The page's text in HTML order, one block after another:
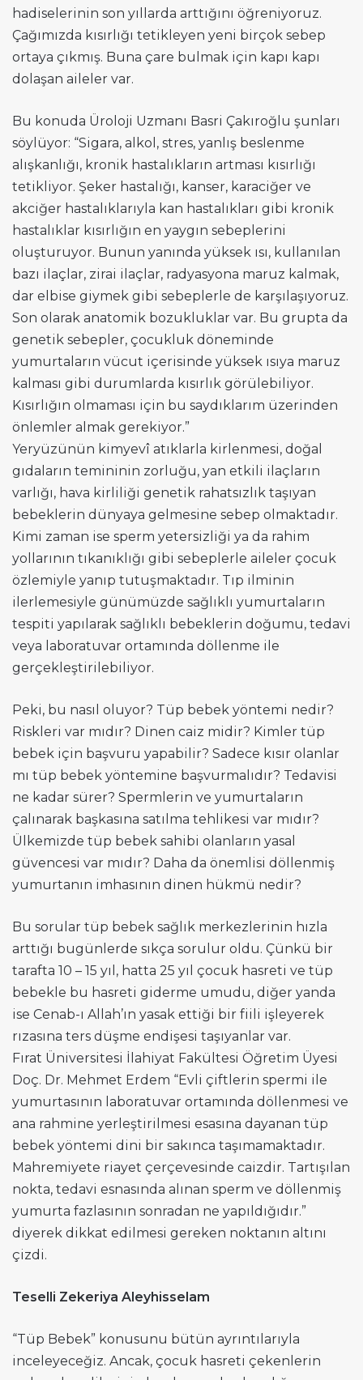
hadiselerinin son yıllarda arttığını öğreniyoruz.
Çağımızda kısırlığı tetikleyen yeni birçok sebep
ortaya çıkmış. Buna çare bulmak için kapı kapı
dolaşan aileler var.
Bu konuda Üroloji Uzmanı Basri Çakıroğlu şunları
söylüyor: “Sigara, alkol, stres, yanlış beslenme
alışkanlığı, kronik hastalıkların artması kısırlığı
tetikliyor. Şeker hastalığı, kanser, karaciğer ve
akciğer hastalıklarıyla kan hastalıkları gibi kronik
hastalıklar kısırlığın en yaygın sebeplerini
oluşturuyor. Bunun yanında yüksek ısı, kullanılan
bazı ilaçlar, zirai ilaçlar, radyasyona maruz kalmak,
dar elbise giymek gibi sebeplerle de karşılaşıyoruz.
Son olarak anatomik bozukluklar var. Bu grupta da
genetik sebepler, çocukluk döneminde
yumurtaların vücut içerisinde yüksek ısıya maruz
kalması gibi durumlarda kısırlık görülebiliyor.
Kısırlığın olmaması için bu saydıklarım üzerinden
önlemler almak gerekiyor.”
Yeryüzünün kimyevî atıklarla kirlenmesi, doğal
gıdaların temininin zorluğu, yan etkili ilaçların
varlığı, hava kirliliği genetik rahatsızlık taşıyan
bebeklerin dünyaya gelmesine sebep olmaktadır.
Kimi zaman ise sperm yetersizliği ya da rahim
yollarının tıkanıklığı gibi sebeplerle aileler çocuk
özlemiyle yanıp tutuşmaktadır. Tıp ilminin
ilerlemesiyle günümüzde sağlıklı yumurtaların
tespiti yapılarak sağlıklı bebeklerin doğumu, tedavi
veya laboratuvar ortamında döllenme ile
gerçekleştirilebiliyor.
Peki, bu nasıl oluyor? Tüp bebek yöntemi nedir?
Riskleri var mıdır? Dinen caiz midir? Kimler tüp
bebek için başvuru yapabilir? Sadece kısır olanlar
mı tüp bebek yöntemine başvurmalıdır? Tedavisi
ne kadar sürer? Spermlerin ve yumurtaların
çalınarak başkasına satılma tehlikesi var mıdır?
Ülkemizde tüp bebek sahibi olanların yasal
güvencesi var mıdır? Daha da önemlisi döllenmiş
yumurtanın imhasının dinen hükmü nedir?
Bu sorular tüp bebek sağlık merkezlerinin hızla
arttığı bugünlerde sıkça sorulur oldu. Çünkü bir
tarafta 10 – 15 yıl, hatta 25 yıl çocuk hasreti ve tüp
bebekle bu hasreti giderme umudu, diğer yanda
ise Cenab-ı Allah’ın yasak ettiği bir fiili işleyerek
rızasına ters düşme endişesi taşıyanlar var.
Fırat Üniversitesi İlahiyat Fakültesi Öğretim Üyesi
Doç. Dr. Mehmet Erdem “Evli çiftlerin spermi ile
yumurtasının laboratuvar ortamında döllenmesi ve
ana rahmine yerleştirilmesi esasına dayanan tüp
bebek yöntemi dini bir sakınca taşımamaktadır.
Mahremiyete riayet çerçevesinde caizdir. Tartışılan
nokta, tedavi esnasında alınan sperm ve döllenmiş
yumurta fazlasının sonradan ne yapıldığıdır.”
diyerek dikkat edilmesi gereken noktanın altını
çizdi.
Teselli Zekeriya Aleyhisselam
“Tüp Bebek” konusunu bütün ayrıntılarıyla
inceleyeceğiz. Ancak, çocuk hasreti çekenlerin